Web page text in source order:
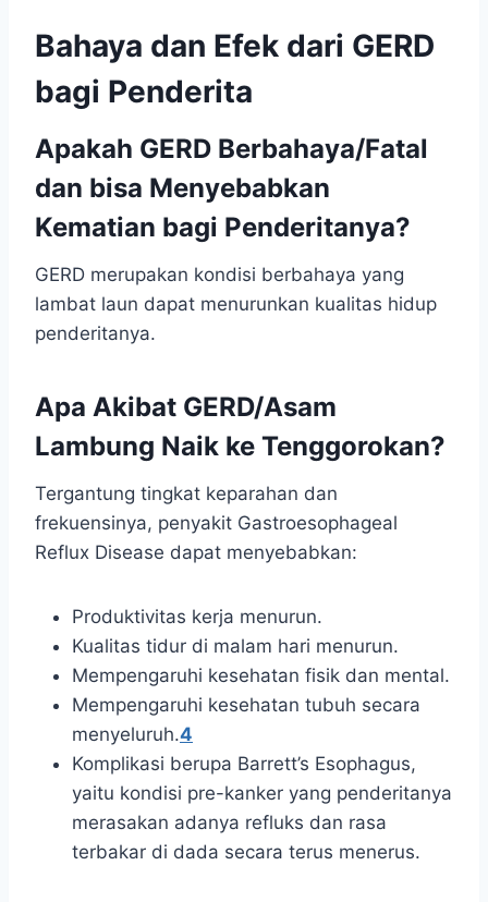
Bahaya dan Efek dari GERD
bagi Penderita
Apakah GERD Berbahaya/Fatal
dan bisa Menyebabkan
Kematian bagi Penderitanya?
GERD merupakan kondisi berbahaya yang
lambat laun dapat menurunkan kualitas hidup
penderitanya.
Apa Akibat GERD/Asam
Lambung Naik ke Tenggorokan?
Tergantung tingkat keparahan dan
frekuensinya, penyakit Gastroesophageal
Reflux Disease dapat menyebabkan:
Produktivitas kerja menurun.
Kualitas tidur di malam hari menurun.
Mempengaruhi kesehatan fisik dan mental.
Mempengaruhi kesehatan tubuh secara
menyeluruh.4
Komplikasi berupa Barrett’s Esophagus,
yaitu kondisi pre-kanker yang penderitanya
merasakan adanya refluks dan rasa
terbakar di dada secara terus menerus.